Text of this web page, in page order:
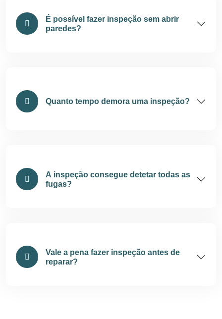
É possível fazer inspeção sem abrir
paredes?
Quanto tempo demora uma inspeção?
A inspeção consegue detetar todas as
fugas?
Vale a pena fazer inspeção antes de
reparar?